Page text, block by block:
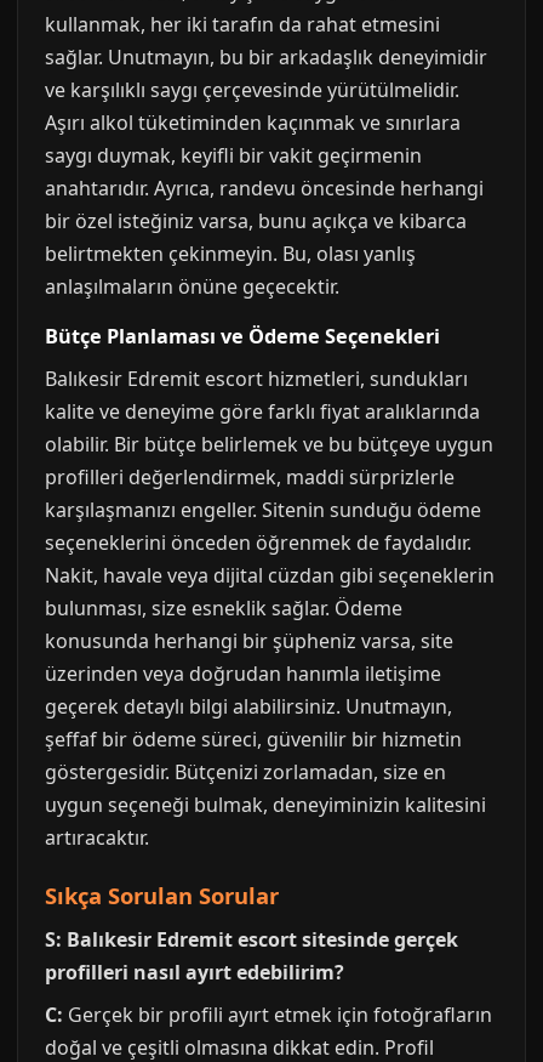
kullanmak, her iki tarafın da rahat etmesini
sağlar. Unutmayın, bu bir arkadaşlık deneyimidir
ve karşılıklı saygı çerçevesinde yürütülmelidir.
Aşırı alkol tüketiminden kaçınmak ve sınırlara
saygı duymak, keyifli bir vakit geçirmenin
anahtarıdır. Ayrıca, randevu öncesinde herhangi
bir özel isteğiniz varsa, bunu açıkça ve kibarca
belirtmekten çekinmeyin. Bu, olası yanlış
anlaşılmaların önüne geçecektir.
Bütçe Planlaması ve Ödeme Seçenekleri
Balıkesir Edremit escort hizmetleri, sundukları
kalite ve deneyime göre farklı fiyat aralıklarında
olabilir. Bir bütçe belirlemek ve bu bütçeye uygun
profilleri değerlendirmek, maddi sürprizlerle
karşılaşmanızı engeller. Sitenin sunduğu ödeme
seçeneklerini önceden öğrenmek de faydalıdır.
Nakit, havale veya dijital cüzdan gibi seçeneklerin
bulunması, size esneklik sağlar. Ödeme
konusunda herhangi bir şüpheniz varsa, site
üzerinden veya doğrudan hanımla iletişime
geçerek detaylı bilgi alabilirsiniz. Unutmayın,
şeffaf bir ödeme süreci, güvenilir bir hizmetin
göstergesidir. Bütçenizi zorlamadan, size en
uygun seçeneği bulmak, deneyiminizin kalitesini
artıracaktır.
Sıkça Sorulan Sorular
S: Balıkesir Edremit escort sitesinde gerçek
profilleri nasıl ayırt edebilirim?
C: Gerçek bir profili ayırt etmek için fotoğrafların
doğal ve çeşitli olmasına dikkat edin. Profil